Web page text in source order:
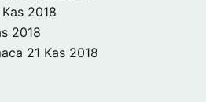
Kas 2018
2018
21 Kas 2018